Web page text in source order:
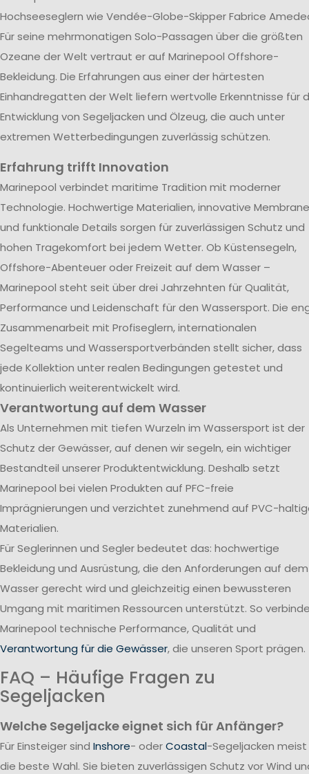
Hochseeseglern wie Vendée-Globe-Skipper Fabrice
Für seine mehrmonatigen Solo-Passagen über die größten
Ozeane der Welt vertraut er auf Marinepool Offshore-
Bekleidung. Die Erfahrungen aus einer der härtesten
Einhandregatten der Welt liefern wertvolle Erkenntnisse für
Entwicklung von Segeljacken und Ölzeug, die auch unter
extremen Wetterbedingungen zuverlässig schützen.
Erfahrung trifft Innovation
Marinepool verbindet maritime Tradition mit moderner
Technologie. Hochwertige Materialien, innovative
und funktionale Details sorgen für zuverlässigen Schutz und
hohen Tragekomfort bei jedem Wetter. Ob Küstensegeln,
Offshore-Abenteuer oder Freizeit auf dem Wasser –
Marinepool steht seit über drei Jahrzehnten für Qualität,
Performance und Leidenschaft für den Wassersport. Die
Zusammenarbeit mit Profiseglern, internationalen
Segelteams und Wassersportverbänden stellt sicher, dass
jede Kollektion unter realen Bedingungen getestet und
kontinuierlich weiterentwickelt wird.
Verantwortung auf dem Wasser
Als Unternehmen mit tiefen Wurzeln im Wassersport ist der
Schutz der Gewässer, auf denen wir segeln, ein wichtiger
Bestandteil unserer Produktentwicklung. Deshalb setzt
Marinepool bei vielen Produkten auf PFC-freie
Imprägnierungen und verzichtet zunehmend auf PVC-
Materialien.
Für Seglerinnen und Segler bedeutet das: hochwertige
Bekleidung und Ausrüstung, die den Anforderungen auf dem
Wasser gerecht wird und gleichzeitig einen bewussteren
Umgang mit maritimen Ressourcen unterstützt. So
Marinepool technische Performance, Qualität und
Verantwortung für die Gewässer, die unseren Sport prägen.
FAQ – Häufige Fragen zu
Segeljacken
Welche Segeljacke eignet sich für Anfänger?
Für Einsteiger sind Inshore- oderCoastal-Segeljacken meist
die beste Wahl. Sie bieten zuverlässigen Schutz vor Wind